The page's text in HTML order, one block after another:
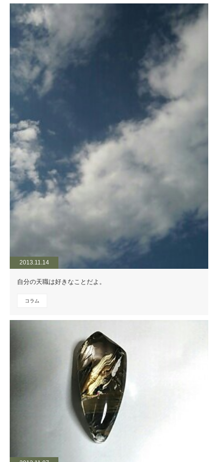
2013.11.14
自分の天職は好きなことだよ。
コラム